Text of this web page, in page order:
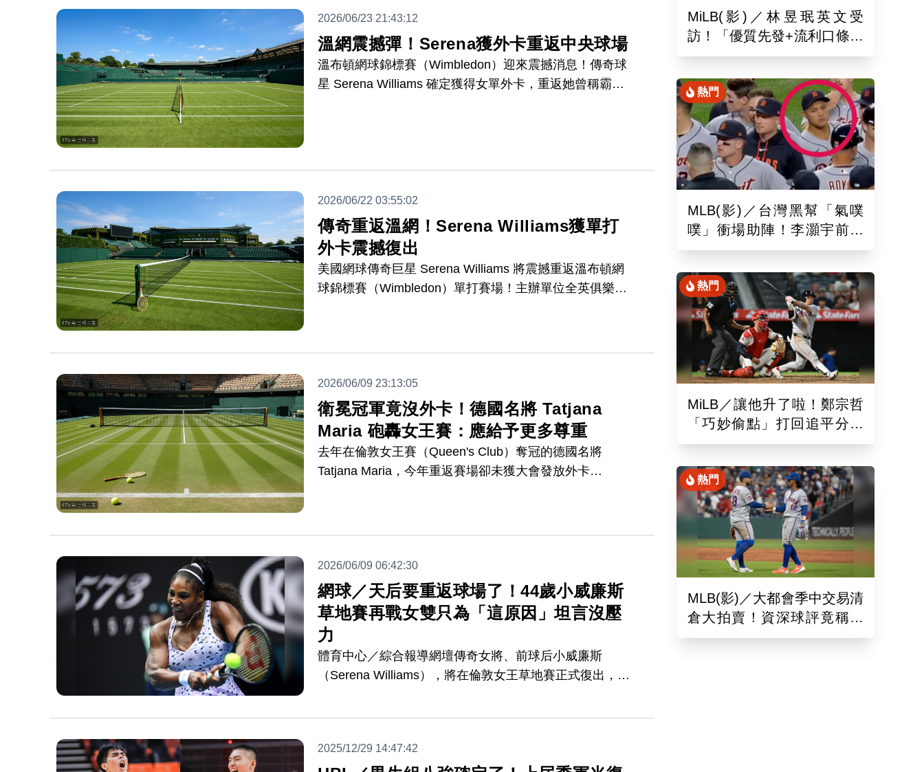
2026/06/23 21:43:12
溫網震撼彈！Serena獲外卡重返中央球場
溫布頓網球錦標賽（Wimbledon）迎來震撼消息！傳奇球
星 Serena Williams 確定獲得女單外卡，重返她曾稱霸的
2026/06/22 03:55:02
傳奇重返溫網！Serena Williams獲單打
外卡震撼復出
美國網球傳奇巨星 Serena Williams 將震撼重返溫布頓網
球錦標賽（Wimbledon）單打賽場！主辦單位全英俱樂部
2026/06/09 23:13:05
衛冕冠軍竟沒外卡！德國名將 Tatjana
Maria 砲轟女王賽：應給予更多尊重
去年在倫敦女王賽（Queen's Club）奪冠的德國名將
Tatjana Maria，今年重返賽場卻未獲大會發放外卡
2026/06/09 06:42:30
網球／天后要重返球場了！44歲小威廉斯
草地賽再戰女雙只為「這原因」坦言沒壓
力
體育中心／綜合報導網壇傳奇女將、前球后小威廉斯
（Serena Williams），將在倫敦女王草地賽正式復出，與
子。
2025/12/29 14:47:42
MiLB(影)／林昱珉英文受
訪！「優質先發+流利口條」
被讚爆 網：有Ray的感覺
熱門
MLB(影)／台灣黑幫「氣噗
噗」衝場助陣！李灝宇前輩
遭觸身球「引爆大場面」
熱門
MiLB／讓他升了啦！鄭宗哲
「巧妙偷點」打回追平分助
隊以10比4大勝
熱門
MLB(影)／大都會季中交易清
倉大拍賣！資深球評竟稱送
出的球員都是「垃圾」